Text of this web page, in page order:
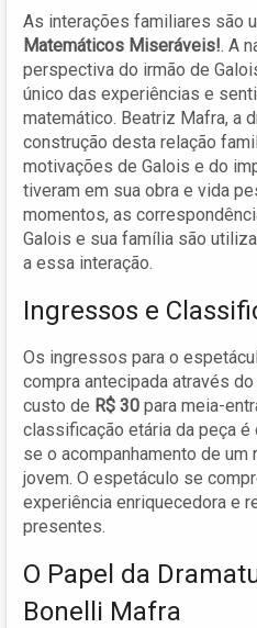
As interações familiares são
Matemáticos Miseráveis!. A
perspectiva do irmão de
único das experiências e
matemático. Beatriz Mafra, a
construção desta relação
motivações de Galois e do
tiveram em sua obra e vida
momentos, as
Galois e sua família são
a essa interação.
Ingressos e
Os ingressos para o
compra antecipada através
custo de R$ 30 para meia-
classificação etária da peça é
se o acompanhamento de
jovem. O espetáculo se
experiência enriquecedora e
presentes.
O Papel da
Bonelli Mafra